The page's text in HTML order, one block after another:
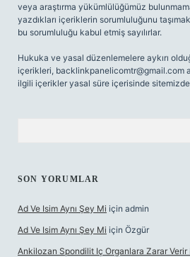
veya araştırma yükümlülüğümüz
yazdıkları içeriklerin sorumluluğunu
bu sorumluluğu kabul etmiş sayılırlar.
Hukuka ve yasal düzenlemelere aykırı
içerikleri, backlinkpanelicomtr@gmail.com
ilgili içerikler yasal süre içerisinde
SON YORUMLAR
Ad Ve Isim Aynı Şey Mi için admin
Ad Ve Isim Aynı Şey Mi için Özgür
Ankilozan Spondilit Iç Organlara Zarar Verir